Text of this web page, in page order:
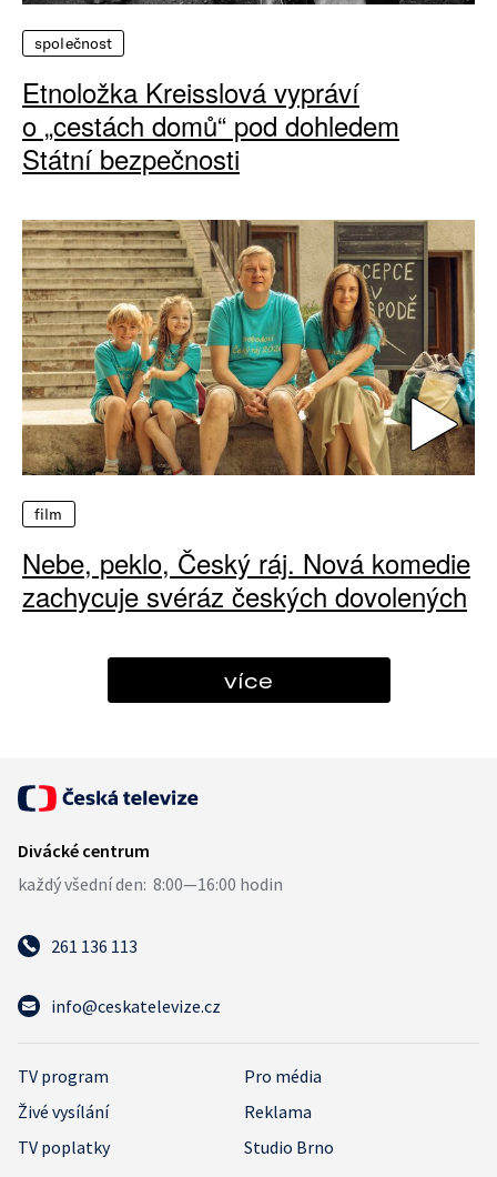
společnost
Etnoložka Kreisslová vypráví
o „cestách domů“ pod dohledem
Státní bezpečnosti
film
Nebe, peklo, Český ráj. Nová komedie
zachycuje svéráz českých dovolených
více
261 136 113
info@ceskatelevize.cz
TV program
Pro média
Živé vysílání
Reklama
TV poplatky
Studio Brno